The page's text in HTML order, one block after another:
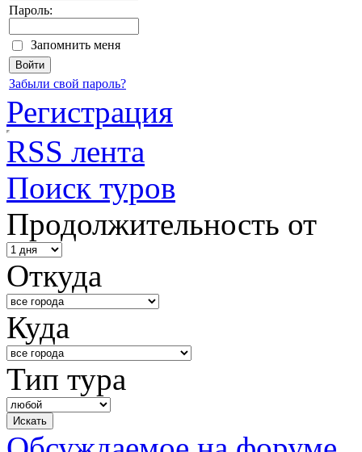
Пароль:
Запомнить меня
Забыли свой пароль?
Регистрация
RSS лента
Поиск туров
Продолжительность от
Откуда
Куда
Тип тура